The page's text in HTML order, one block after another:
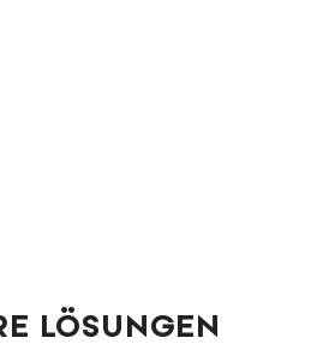
LÖSUNGEN